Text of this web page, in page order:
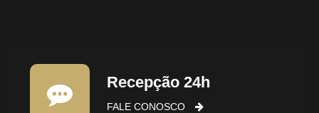
Recepção 24h
FALE CONOSCO